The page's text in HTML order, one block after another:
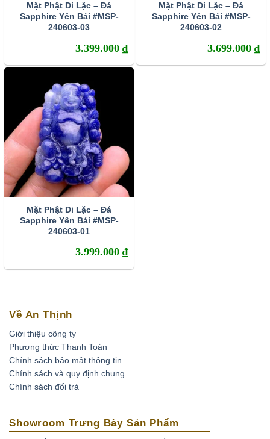
Mặt Phật Di Lặc – Đá
Sapphire Yên Bái #MSP-
240603-03
3.399.000 ₫
Mặt Phật Di Lặc – Đá
Sapphire Yên Bái #MSP-
240603-02
3.699.000 ₫
Mặt Phật Di Lặc – Đá
Sapphire Yên Bái #MSP-
240603-01
3.999.000 ₫
Về An Thịnh
Giới thiệu công ty
Phương thức Thanh Toán
Chính sách bảo mật thông tin
Chính sách và quy định chung
Chính sách đổi trả
Showroom Trưng Bày Sản Phẩm